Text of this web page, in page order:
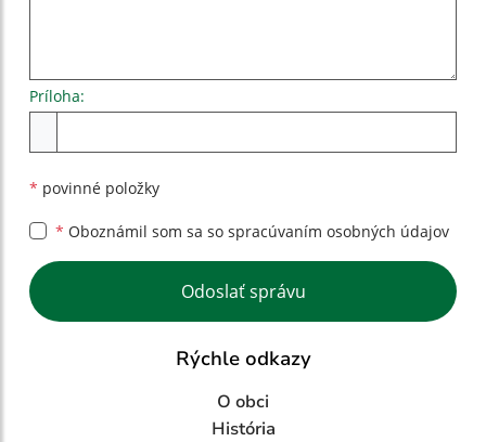
Príloha:
* povinné položky
* Oboznámil som sa so spracúvaním osobných údajov
Google reCaptcha Response
Odoslať správu
Rýchle odkazy
O obci
História